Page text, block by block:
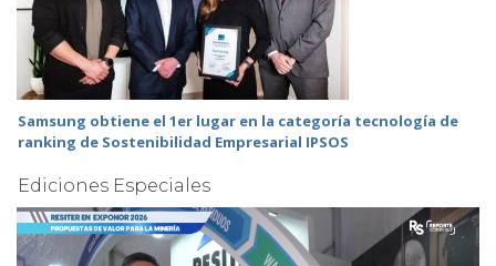
Samsung obtiene el 1er lugar en la categoría tecnología de
ranking de Sostenibilidad Empresarial IPSOS
Ediciones Especiales